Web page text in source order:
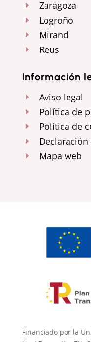
E Zaragoza
E Logroño
E Mirand
E Reus
Información
E Aviso legal
E Política de
E Política de
E
E Mapa web
Financiado por la